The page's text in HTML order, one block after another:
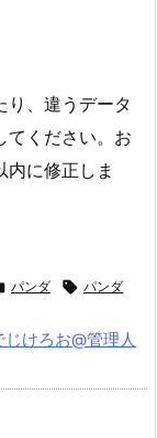
り、違うデータ
てください。お
に修正しま
パンダ  パンダ
じけろお@管理人